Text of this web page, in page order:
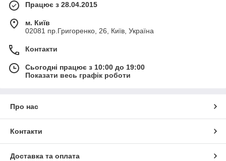
Працює з 28.04.2015
м. Київ
02081 пр.Григоренко, 26, Київ, Україна
Контакти
Сьогодні працює з 10:00 до 19:00
Показати весь графік роботи
Про нас
Контакти
Доставка та оплата